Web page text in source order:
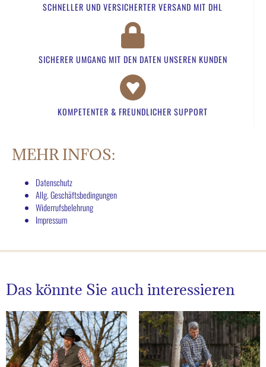
SCHNELLER UND VERSICHERTER VERSAND MIT DHL
SICHERER UMGANG MIT DEN DATEN UNSEREN KUNDEN​
KOMPETENTER & FREUNDLICHER SUPPORT​
MEHR INFOS:
Datenschutz
Allg. Geschäftsbedingungen
Widerrufsbelehrung
Impressum
Das könnte Sie auch interessieren